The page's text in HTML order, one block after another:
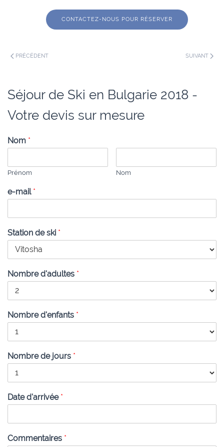
CONTACTEZ-NOUS POUR RÉSERVER
PRÉCÉDENT SUIVANT
Séjour de Ski en Bulgarie 2018 -
Votre devis sur mesure
Nom *
Prénom Nom
e-mail *
Station de ski *
Nombre d'adultes *
Nombre d'enfants *
Nombre de jours *
Date d'arrivée *
Commentaires *